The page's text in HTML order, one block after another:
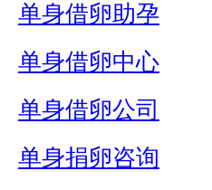
单身借卵助孕
单身借卵中心
单身借卵公司
单身捐卵咨询